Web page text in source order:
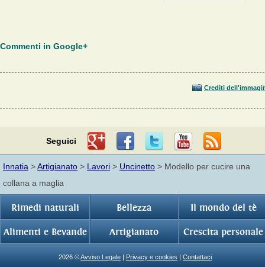
Commenti in Google+
Crediti
Seguici
Innatia >Artigianato > Lavori > Uncinetto > Modello per cucire una
collana a maglia
Rimedi naturali Bellezza Il mondo del tè
Alimenti e Bevande Artigianato Crescita personale
2026 ©Avviso Legale Privacy e cookies Contattaci